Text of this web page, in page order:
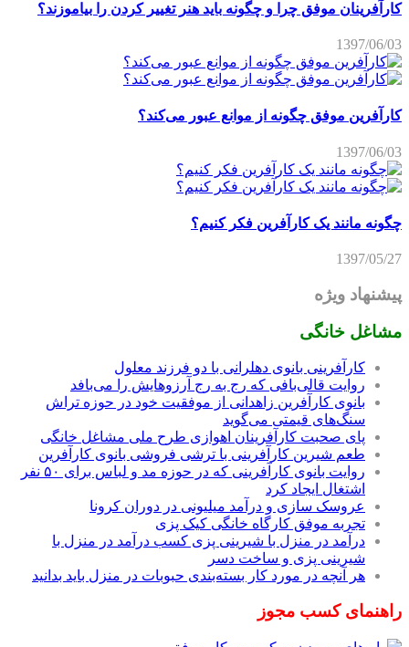
کارآفرینان موفق چرا و چگونه باید هنر تغییر کردن را بیاموزند؟
1397/06/03
کارآفرین موفق چگونه از موانع عبور می‌کند؟
1397/06/03
چگونه مانند یک کارآفرین فکر کنیم؟
1397/05/27
پیشنهاد ویژه
مشاغل خانگی
کارآفرینی بانوی دهلرانی با دو فرزند معلول
روایت قالی‌بافی که رج به رج آرزوهایش را می‌بافد
بانوی کارآفرین زاهدانی از موفقیت خود در حوزه تراش
سنگ‌های قیمتی می‌گوید
پای صحبت کارآفرینان اهوازی طرح ملی مشاغل خانگی
طعم شیرین کارآفرینی با ترشی فروشی بانوی کارآفرین
روایت بانوی کارآفرینی که در حوزه مد و لباس برای ۵۰ نفر
اشتغال ایجاد کرد
عروسک سازی و درآمد میلیونی در دوران کرونا
تجربه موفق کارگاه خانگی کیک پزی
درآمد در منزل با شیرینی پزی کسب درآمد در منزل با
شیرینی پزی و ساخت دسر
هر آنچه در مورد کار بسته‌بندی حبوبات در منزل باید بدانید
راهنمای کسب مجوز